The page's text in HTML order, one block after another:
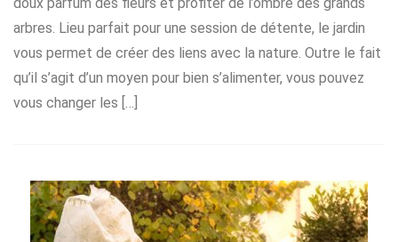
arbres. Lieu parfait pour une session de détente, le jardin
vous permet de créer des liens avec la nature. Outre le fait
qu’il s’agit d’un moyen pour bien s’alimenter, vous pouvez
vous changer les […]